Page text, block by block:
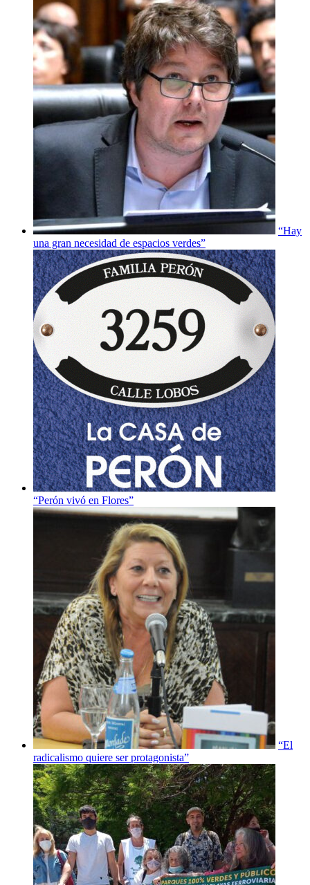
“Hay
una gran necesidad de espacios verdes”
“Perón vivó en Flores”
“El
radicalismo quiere ser protagonista”